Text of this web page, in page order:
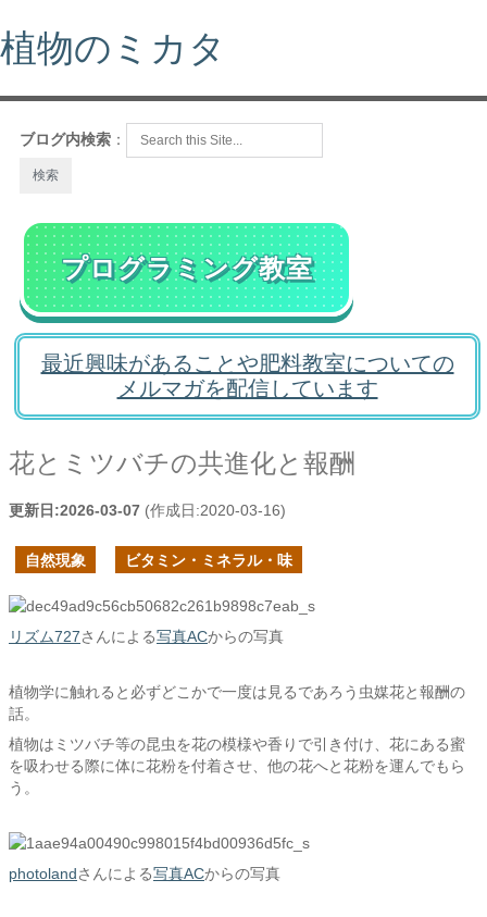
植物のミカタ
ブログ内検索 ：
プログラミング教室
最近興味があることや肥料教室についての
メルマガを配信しています
花とミツバチの共進化と報酬
更新日:2026-03-07 (作成日:2020-03-16)
自然現象 ビタミン・ミネラル・味
リズム727さんによる写真ACからの写真
植物学に触れると必ずどこかで一度は見るであろう虫媒花と報酬の
話。
植物はミツバチ等の昆虫を花の模様や香りで引き付け、花にある蜜
を吸わせる際に体に花粉を付着させ、他の花へと花粉を運んでもら
う。
photolandさんによる写真ACからの写真